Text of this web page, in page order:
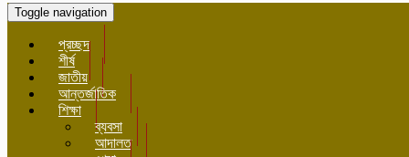
Toggle navigation
প্রচ্ছদ
শীর্ষ
জাতীয়
আন্তর্জাতিক
শিক্ষা
ব্যবসা
আদালত